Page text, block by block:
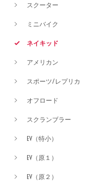
スクーター
ミニバイク
ネイキッド
アメリカン
スポーツ/レプリカ
オフロード
スクランブラー
EV（特小）
EV（原１）
EV（原２）
価格